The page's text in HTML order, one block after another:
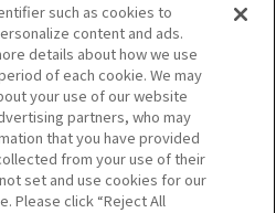
メディアポリシー
such as cookies to
content and ads.
details about how we use
of each cookie. We may
your use of our website
partners, who may
that you have provided
from your use of their
set and use cookies for our
Please click “Reject All